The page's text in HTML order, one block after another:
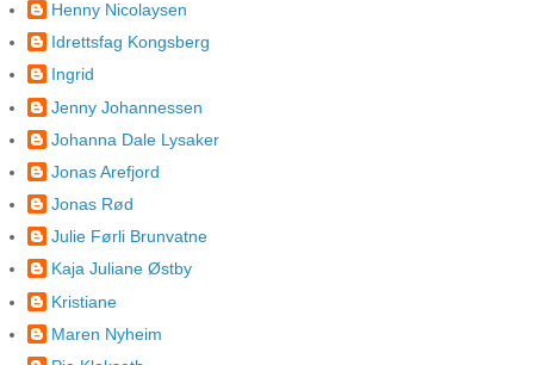
Henny Nicolaysen
Idrettsfag Kongsberg
Ingrid
Jenny Johannessen
Johanna Dale Lysaker
Jonas Arefjord
Jonas Rød
Julie Førli Brunvatne
Kaja Juliane Østby
Kristiane
Maren Nyheim